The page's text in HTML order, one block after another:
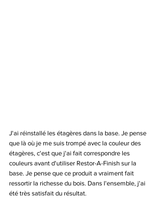
J'ai réinstallé les étagères dans la base. Je pense
que là où je me suis trompé avec la couleur des
étagères, c'est que j'ai fait correspondre les
couleurs avant d'utiliser Restor-A-Finish sur la
base. Je pense que ce produit a vraiment fait
ressortir la richesse du bois. Dans l'ensemble, j'ai
été très satisfait du résultat.